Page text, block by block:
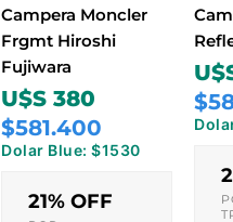
Campera Moncler
Frgmt Hiroshi
Fujiwara
U$S 380
$581.400
Dolar Blue: $1530
21% OFF
pueden
elegir
de